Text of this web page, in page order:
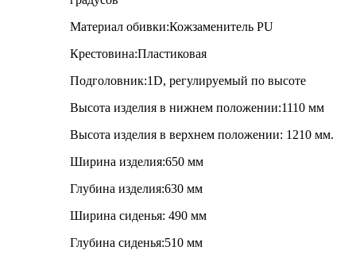
Материал обивки:Кожзаменитель PU
Крестовина:Пластиковая
Подголовник:1D, регулируемый по высоте
Высота изделия в нижнем положении:1110 мм
Высота изделия в верхнем положении: 1210 мм.
Ширина изделия:650 мм
Глубина изделия:630 мм
Ширина сиденья: 490 мм
Глубина сиденья:510 мм